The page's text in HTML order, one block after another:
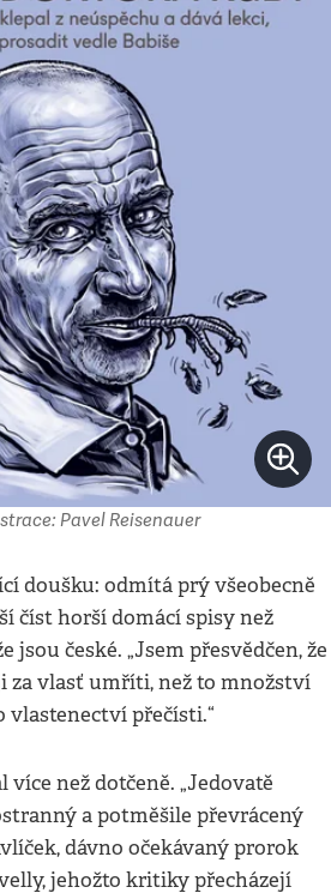
Pavel Reisenauer
doušku: odmítá prý všeobecně
číst horší domácí spisy než
jsou české. „Jsem přesvědčen, že
za vlasť umříti, než to množství
přečísti.“
více než dotčeně. „Jedovatě
a potměšile převrácený
dávno očekávaný prorok
jehožto kritiky přecházejí